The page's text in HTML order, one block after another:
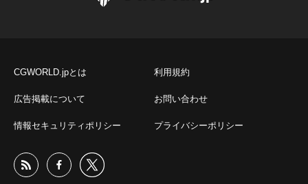
CGWORLD.jpとは 利用規約
広告掲載について お問い合わせ
情報セキュリティポリシー プライバシーポリシー